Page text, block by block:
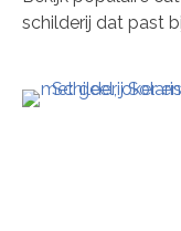
schilderij dat past